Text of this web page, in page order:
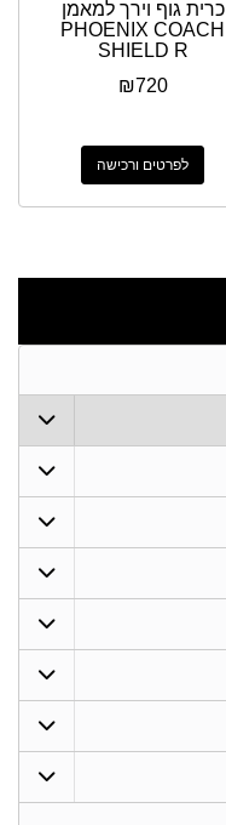
כרית גוף וירך למאמן
PHOENIX COACH
SHIELD R
₪720
לפרטים ורכישה